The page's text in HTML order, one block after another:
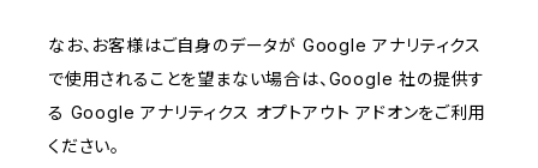
なお、お客様はご自身のデータが Google アナリティクス
で使用されることを望まない場合は、Google 社の提供す
る Google アナリティクス オプトアウト アドオンをご利用
ください。